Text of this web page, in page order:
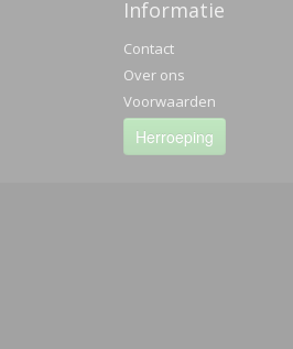
Informatie
Contact
Over ons
Voorwaarden
Herroeping